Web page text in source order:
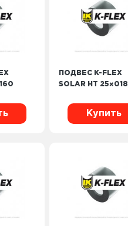
ПОДВЕС K-FLEX
SOLAR HT 25×018
Купить